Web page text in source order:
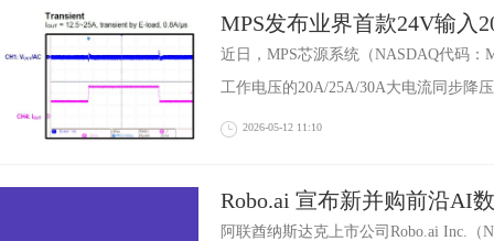
MPS发布业界首款24V输入
步降压DC/DC系列产品
近日，MPS芯源系统（NASDAQ代码：
工作电压的20A/25A/30A大电流同步降
2026-05-12 11:10
Robo.ai 宣布新并购前沿AI
的CEO任命
阿联酋纳斯达克上市公司Robo.ai Inc.（